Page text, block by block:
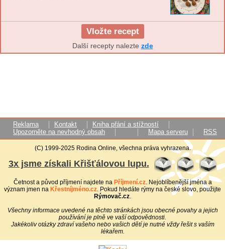
Vložte recept
Další recepty nalezte zde
Reklama Kontakt
Kniha přání a stížností
Upozorněte na nevhodný obsah
Mapa serveru RSS
(C) 1999-2025 Rodina Online, všechna práva vyhrazena.
3x jsme získali Křišťálovou lupu.
Četnost a původ příjmení najdete na Příjmení.cz. Nejoblíbenější jména a
význam jmen na Křestníjméno.cz . Pokud hledáte rýmy na české slovo, použijte
Rýmovač.cz
Všechny informace uvedené na těchto stránkách jsou obecné povahy a jejich
používání je plně ve vaší odpovědnosti.
Jakékoliv otázky zdraví vašeho nebo vašich dětí je nutné vždy řešit s vaším
lékařem.